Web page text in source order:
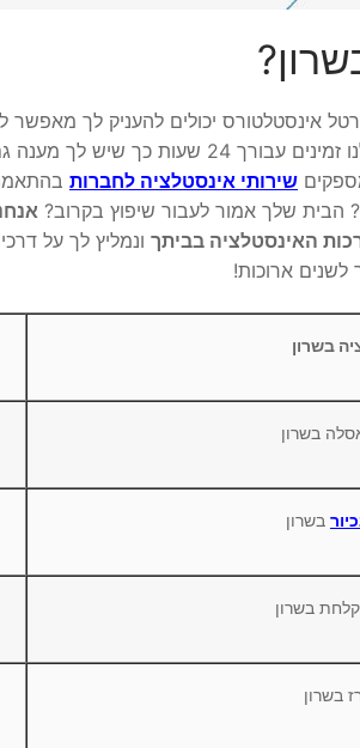
אינסטלטורס יכולים להעניק לך מאפשר
מהיר, מקיף ומשתלם במיוחד. האינסטלטורים שלנו
שירותי אינסטלציה לחברות
הבית שלך אמור לעבור שיפוץ בקרוב?
האינסטלציה בביתך ונמליץ לך על
לשנים ארוכות!
בשרון
בשרון
בשרון
בשרון
בשרון